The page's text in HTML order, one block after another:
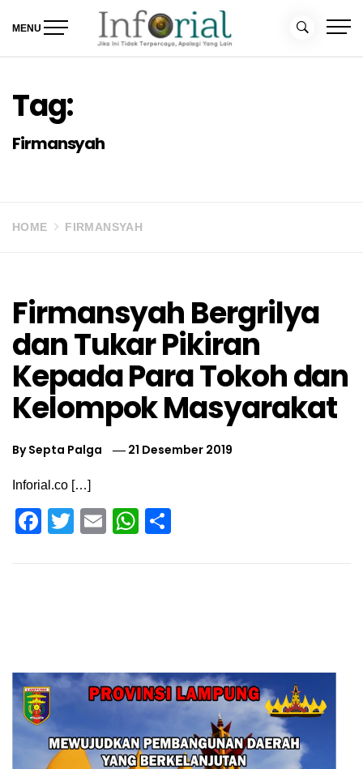
MENU
Tag:
Firmansyah
HOME FIRMANSYAH
Firmansyah Bergrilya
dan Tukar Pikiran
Kepada Para Tokoh dan
Kelompok Masyarakat
BySepta Palga 21 Desember 2019
Inforial.co […]
Facebook
Twitter
EmailWhatsApp